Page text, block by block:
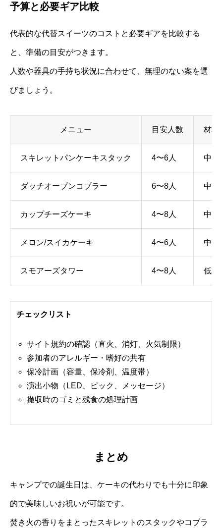
予算と必要ギア比較
代表的な代替スイーツのコストと必要ギアを比較する
と、準備の目安がつきます。
人数や器具の手持ち状況に合わせて、無理のない案を選
びましょう。
メニュー 目安人数 材料
スキレットパンケーキスタック 4〜6人 中
ダッチオーブンコブラー 6〜8人 中〜
カップチーズケーキ 4〜8人 中
メロン/スイカケーキ 4〜6人 中
スモアーズタワー 4〜8人 低〜
チェックリスト
サイト規約の確認（直火、消灯、火気制限）
参加者のアレルギー・嗜好の共有
保冷計画（容量、保冷剤、温度帯）
演出小物（LED、ピック、メッセージ）
撤収時のゴミと残食の処理計画
まとめ
キャンプでの誕生日は、ケーキの代わりでも十分に印象
的で美味しいお祝いが可能です。
焚き火の香りをまとったスキレットのスタックやコブラ